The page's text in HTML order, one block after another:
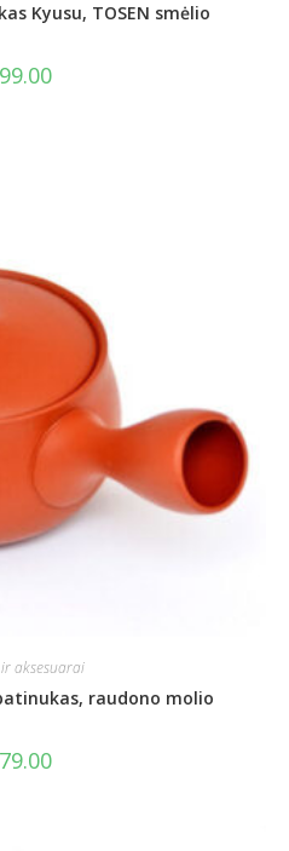
Kyusu, TOSEN smėlio
99.00
aksesuarai
raudono molio
79.00